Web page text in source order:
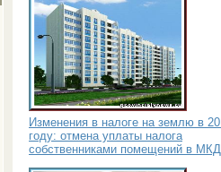
Изменения в налоге на землю в
году: отмена уплаты налога
собственниками помещений в МКД